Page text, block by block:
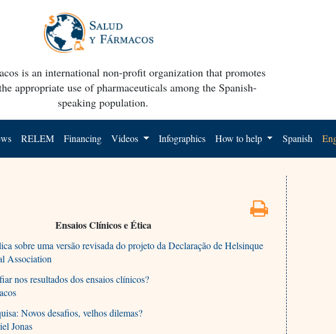
is an international non-profit organization that promotes
appropriate use of pharmaceuticals among the Spanish-
speaking population.
RELEM Financing Videos Infographics How to help Spanish
Ensaios Clínicos e Ética
sobre uma versão revisada do projeto da Declaração de Helsinque
Association
nos resultados dos ensaios clínicos?
Novos desafios, velhos dilemas?
Jonas